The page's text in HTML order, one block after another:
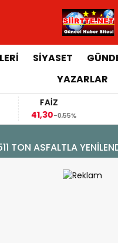
SİYASET
YAZARLAR
FAİZ
41,30
-0,55%
TON ASFALTLA